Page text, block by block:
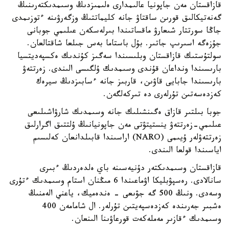
قازاقستان مەن جاپونيا عالىمدارى ەلىمىزدىڭ وسىمدىكتەرىنىڭ
گەنەتيكالىق قورىن ساقتاۋ جانە كليماتتىڭ وزگەرۋىنە ءتوزىمدى
جاڭا سورتتار شىعارۋ ماقساتىندا بىرلەسكەن عىلىمي جوبانى
جۇزەگە اسىرىپ جاتىر. بۇل باستاما بەس جىلعا شاقتالعان.
سولتۇستىك قازاقستان وبلىسىندا سەگىز كۇندىك ەكسپەديتسيا
بارىسىندا ونداعان قۇندى وسىمدىك ۇلگىسى الىندى. زەرتتەۋ
بارىسىندا جابايى قاۋىن، قاربىز جانە ءسابىزدىڭ سيرەك
كەزدەسەتىن تۇرلەرى دە تىركەلگەن.
جوبا بىلتىر قازاق ەگىنشىلىك جانە وسىمدىك شارۋاشىلىعى
عىلىمي-زەرتتەۋ ينستيتۋتى مەن جاپونيانىڭ ۇلتتىق اگرارلىق
زەرتتەۋلەر ۇيىمى (NARO) اراسىندا قابىلدانعان كەلىسىم
اياسىندا قولعا الىندى.
قازاقستان وسىمدىكتەر دۇنيەسىنە باي ەلدەردىڭ ءبىرى
سانالادى. رەسپۋبليكا اۋماعىندا 6 مىڭنان استام وسىمدىك ءتۇرى
وسەدى. ونىڭ 500 گە جۋىعى - ەندەميك، ياعني الەمنىڭ
ەشبىر جەرىندە كەزدەسپەيتىن تۇرلەر. ال شامامەن 400
وسىمدىك ءقازىر مەملەكەت قورعاۋىنا الىنعان.